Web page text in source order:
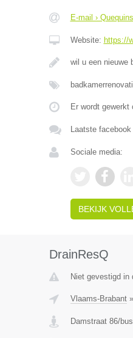
E-mail ›
Website: https://
wil u een nieuwe
Er wordt gewerkt
Laatste
Sociale media:
BEKIJK
DrainResQ
Niet gevestigd in
Vlaams-Brabant»
Damstraat 86/